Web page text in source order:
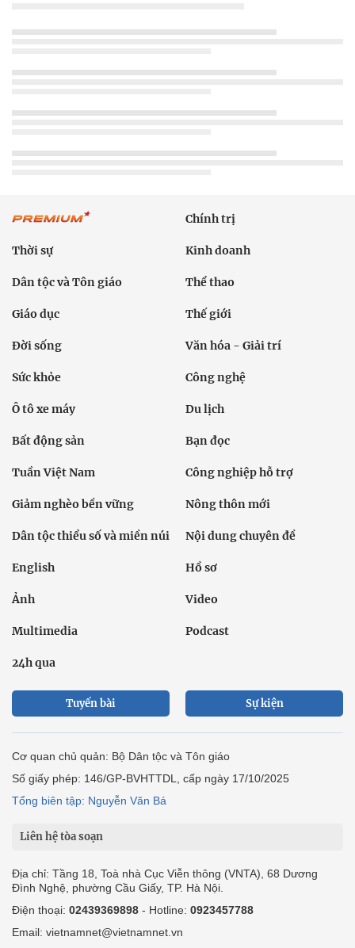
Chính trị
Thời sự Kinh doanh
Dân tộc và Tôn giáo Thể thao
Giáo dục Thế giới
Đời sống Văn hóa - Giải trí
Sức khỏe Công nghệ
Ô tô xe máy Du lịch
Bất động sản Bạn đọc
Tuần Việt Nam Công nghiệp hỗ trợ
Giảm nghèo bền vững Nông thôn mới
Dân tộc thiểu số và miền núi Nội dung chuyên đề
English Hồ sơ
Ảnh Video
Multimedia Podcast
24h qua
Tuyến bài Sự kiện
Cơ quan chủ quản: Bộ Dân tộc và Tôn giáo
Số giấy phép: 146/GP-BVHTTDL, cấp ngày 17/10/2025
Tổng biên tập: Nguyễn Văn Bá
Liên hệ tòa soạn
Địa chỉ: Tầng 18, Toà nhà Cục Viễn thông (VNTA), 68 Dương
Đình Nghệ, phường Cầu Giấy, TP. Hà Nội.
Điện thoại: 02439369898 - Hotline: 0923457788
Email: vietnamnet@vietnamnet.vn